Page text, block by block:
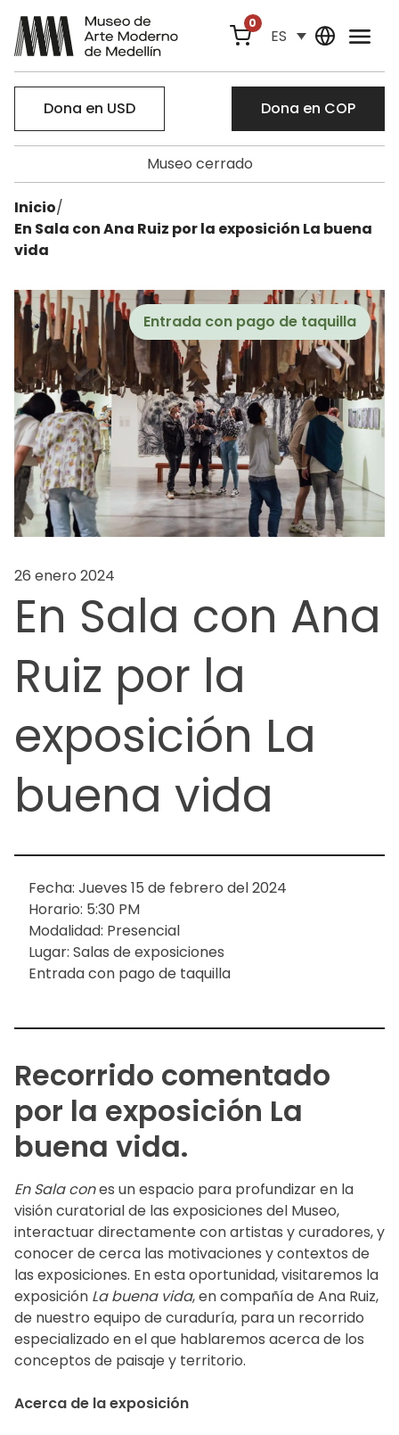
0
ES
Dona en USD Dona en COP
Museo cerrado
Inicio/
En Sala con Ana Ruiz por la exposición La buena
vida
Entrada con pago de taquilla
26 enero 2024
En Sala con Ana
Ruiz por la
exposición La
buena vida
Fecha: Jueves 15 de febrero del 2024
Horario: 5:30 PM
Modalidad: Presencial
Lugar: Salas de exposiciones
Entrada con pago de taquilla
Recorrido comentado
por la exposición La
buena vida.
En Sala cones un espacio para profundizar en la
visión curatorial de las exposiciones del Museo,
interactuar directamente con artistas y curadores, y
conocer de cerca las motivaciones y contextos de
las exposiciones. En esta oportunidad, visitaremos la
exposición La buena vida, en compañía de Ana Ruiz,
de nuestro equipo de curaduría, para un recorrido
especializado en el que hablaremos acerca de los
conceptos de paisaje y territorio.
Acerca de la exposición